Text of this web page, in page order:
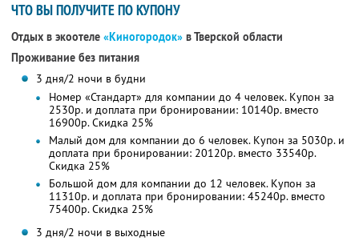
ЧТО ВЫ ПОЛУЧИТЕ ПО КУПОНУ
Отдых в экоотеле «Киногородок» в Тверской области
Проживание без питания
3 дня/2 ночи в будни
Номер «Стандарт» для компании до 4 человек. Купон за
2530р. и доплата при бронировании: 10140р. вместо
16900р. Скидка 25%
Малый дом для компании до 6 человек. Купон за 5030р. и
доплата при бронировании: 20120р. вместо 33540р.
Скидка 25%
Большой дом для компании до 12 человек. Купон за
11310р. и доплата при бронировании: 45240р. вместо
75400р. Скидка 25%
3 дня/2 ночи в выходные